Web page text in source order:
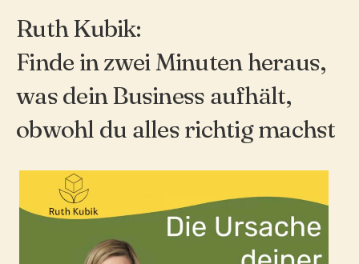
Ruth Kubik:
Finde in zwei Minuten heraus,
was dein Business aufhält,
obwohl du alles richtig machst